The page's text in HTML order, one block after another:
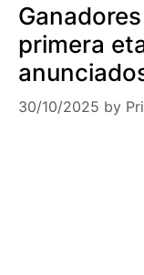
primera
30/10/2025 by